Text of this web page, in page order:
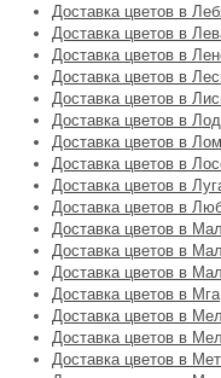
Доставка цветов в
Доставка цветов в
Доставка цветов в
Доставка цветов в
Доставка цветов в
Доставка цветов в
Доставка цветов в
Доставка цветов в
Доставка цветов в
Доставка цветов в
Доставка цветов в
Доставка цветов в
Доставка цветов в
Доставка цветов в Мга
Доставка цветов в
Доставка цветов в
Доставка цветов в